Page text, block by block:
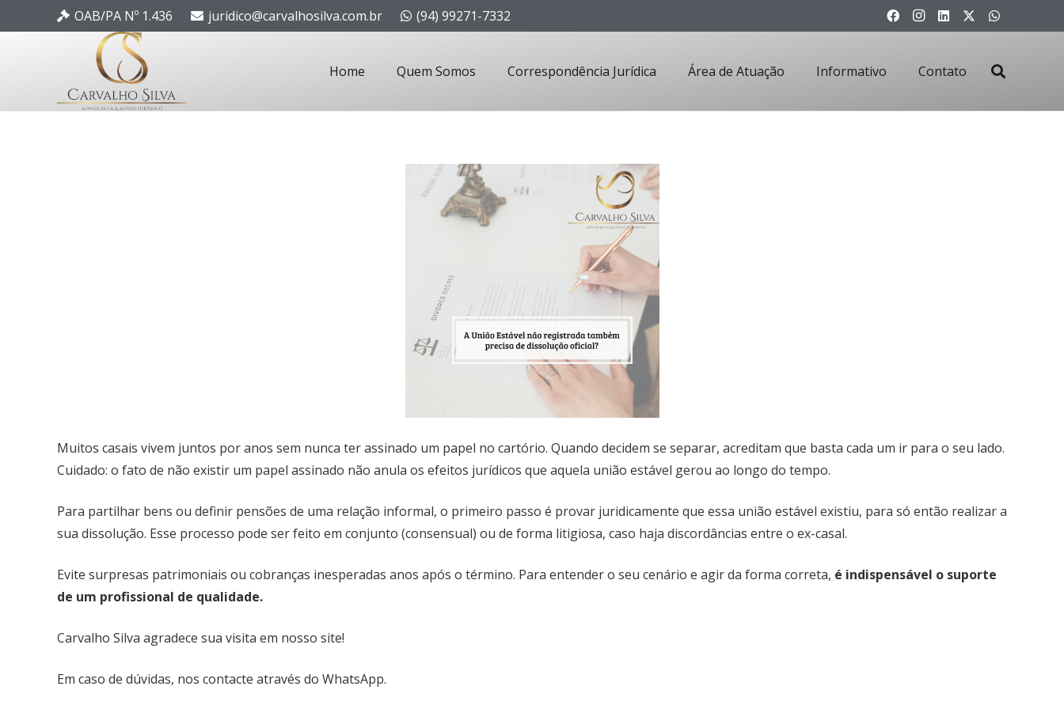
OAB/PA Nº 1.436 juridico@carvalhosilva.com.br (94) 99271-7332
Home Quem Somos Correspondência Jurídica Área de Atuação Informativo Contato
Muitos casais vivem juntos por anos sem nunca ter assinado um papel no cartório. Quando decidem se separar, acreditam que basta cada um ir para o seu lado.
Cuidado: o fato de não existir um papel assinado não anula os efeitos jurídicos que aquela união estável gerou ao longo do tempo.
Para partilhar bens ou definir pensões de uma relação informal, o primeiro passo é provar juridicamente que essa união estável existiu, para só então realizar a
sua dissolução. Esse processo pode ser feito em conjunto (consensual) ou de forma litigiosa, caso haja discordâncias entre o ex-casal.
Evite surpresas patrimoniais ou cobranças inesperadas anos após o término. Para entender o seu cenário e agir da forma correta, é indispensável o suporte
de um profissional de qualidade.
Carvalho Silva agradece sua visita em nosso site!
Em caso de dúvidas, nos contacte através do WhatsApp.